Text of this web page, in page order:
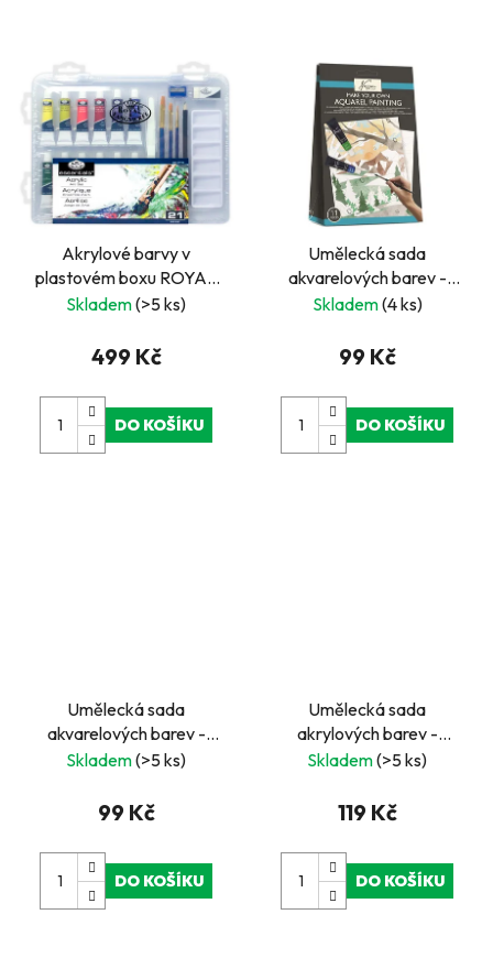
Akrylové barvy v
plastovém boxu ROYAL
and LANGNICKEL
Skladem(>5 ks)
499 Kč
DO KOŠÍKU
Umělecká sada
akvarelových barev -
krajina
Skladem(4 ks)
99 Kč
DO KOŠÍKU
Umělecká sada
akvarelových barev -
zvířata
Skladem(>5 ks)
99 Kč
DO KOŠÍKU
Umělecká sada
akrylových barev -
květiny
Skladem(>5 ks)
119 Kč
DO KOŠÍKU